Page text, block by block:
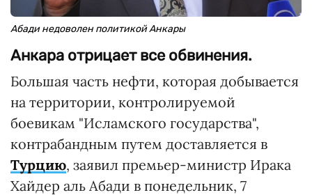
Абади недоволен политикой Анкары
Анкара отрицает все обвинения.
Большая часть нефти, которая добывается
на территории, контролируемой
боевикам "Исламского государства",
контрабандным путем доставляется в
Турцию, заявил премьер-министр Ирака
Хайдер аль Абади в понедельник, 7